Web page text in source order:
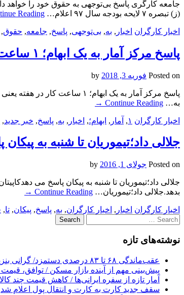
جامعه کارگری پاسخ بی‌توجهی به حقوق خود را خواهد
(ز) تبصره ۷ لایحه بودجه سال ۹۷ اعلام…
Reading
اخبار کارگران اخبار , به, بی‌توجهی, پاسخ, جامعه, حقوق,
پاسخ مرکز آمار به یک ابهام؛ ۱ ساعت کار در هفته یعنی شغل؟
Posted on فوریه 3, 2018
به… Continue Reading
→
اخبار کارگران ۱, آمار , ابهام؛, اخبار , به, پاسخ, خبر جدید,
جلالی داد؛تیموریان تا شنبه به
Posted on جولای 1, 2016
جلالی داد؛تیموریان تا شنبه به پیکان پاسخ می
بدهد.جلالی داد؛تیموریان… Continue Reading
→
اخبار کارگران اخبار , اخبار کارگران, به, پاسخ, پیکان, تا,
Search
for:
نوشته‌های تازه
عقب‌ماندگی ۶۸ تا ۸۳ درصدی دستمزد/ گرانی بنزین سفره‌های خالی کارگران را ذوب می‌کند
پیش‌بینی مهم از آینده بازار مسکن / توافق،
آمار تازه از سفره ایرانی‌ها / کاهش قیمت چند
سقف جدید کارت به کارت و انتقال پول اعلام شد